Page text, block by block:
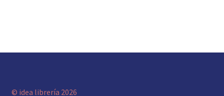
© idea librería 2026